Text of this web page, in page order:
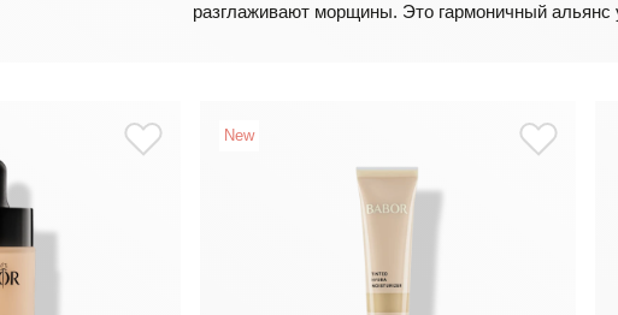
разглаживают морщины. Это гармоничный альянс
New